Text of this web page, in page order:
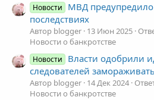
Новости
МВД
последствиях
Автор blogger 13 Июн 2025
Новости о банкротстве
Новости
Власти одобрили
следователей
Автор blogger 14 Дек 2024
Новости о банкротстве